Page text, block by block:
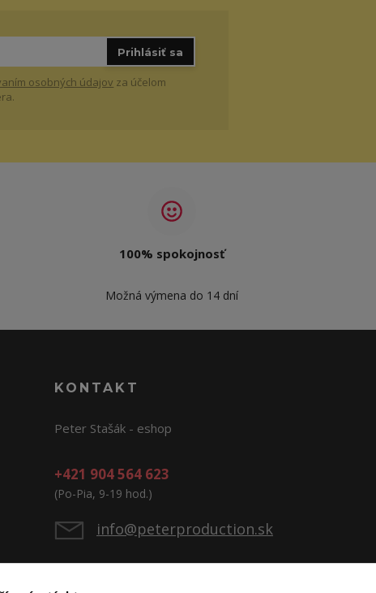
Prihlásiť sa
osobných údajov za účelom
100% spokojnosť
Možná výmena do 14 dní
KONTAKT
Peter Stašák - eshop
+421 904 564 623
(Po-Pia, 9-19 hod.)
info@peterproduction.sk